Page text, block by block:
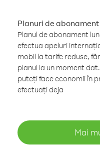
Planuri de
Planul de abonament
efectua apeluri
mobil la tarife reduse,
planul la un moment
puteți face economii în
efectuați deja
Mai